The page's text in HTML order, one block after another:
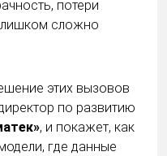
потери
сложно
этих вызовов
по развитию
, и покажет, как
где данные